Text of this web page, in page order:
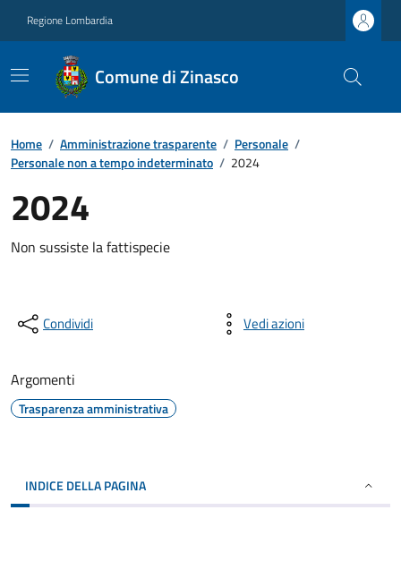
Regione Lombardia
Comune di Zinasco
Home / Amministrazione trasparente / Personale /
Personale non a tempo indeterminato / 2024
2024
Non sussiste la fattispecie
Condividi Vedi azioni
Argomenti
Trasparenza amministrativa
INDICE DELLA PAGINA